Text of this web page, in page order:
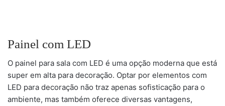
Painel com LED
O painel para sala com LED é uma opção moderna que está
super em alta para decoração. Optar por elementos com
LED para decoração não traz apenas sofisticação para o
ambiente, mas também oferece diversas vantagens,